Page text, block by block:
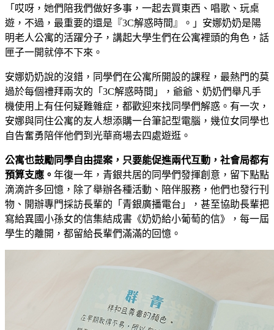
「哎呀，她們陪我們做好多事，一起去買東西、唱歌、玩桌
遊，不過，最重要的還是『3C解惑時間』。」安娜奶奶是陽
明老人公寓的活躍分子，講起大學生們在公寓裡頭的角色，話
匣子一開就停不下來。
安娜奶奶說的沒錯，同學們在公寓所開設的課程，最熱門的莫
過於每個禮拜兩次的「3C解惑時間」，爺爺、奶奶們舉凡手
機使用上有任何疑難雜症，都歡迎來找同學們解惑。有一次，
安娜與同住公寓的友人想添購一台筆記型電腦，幾位女同學也
自告奮勇陪伴他們到光華商場去四處遊逛。
公寓也鼓勵同學自由提案，只要能促進兩代互動，社會局都有
預算支應。 年復一年，青銀共居的同學們發揮創意，留下點點
滴滴許多回憶，除了舉辦各種活動、陪伴服務，他們也發行刊
物、開辦專門採訪長輩的「青銀廣播電台」，甚至協助長輩把
寫給異國小孫女的信集結成書《奶奶給小葡萄的信》，每一屆
學生的離開，都留給長輩們滿滿的回憶。